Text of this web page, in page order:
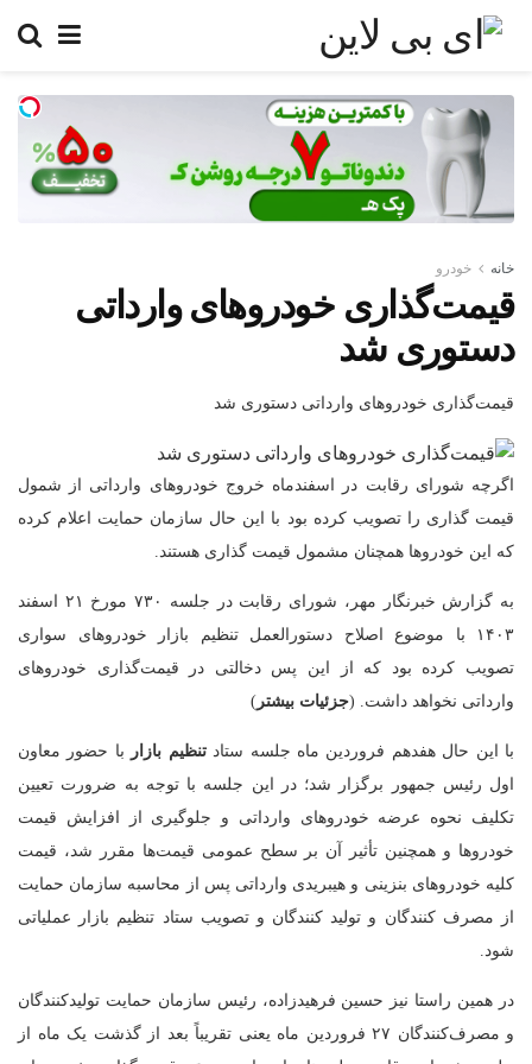
خانه خودرو
قیمت‌گذاری خودروهای وارداتی‌
دستوری شد
قیمت‌گذاری خودروهای وارداتی‌ دستوری شد
اگرچه شورای رقابت در اسفندماه خروج خودروهای وارداتی از شمول
قیمت گذاری را تصویب کرده بود با این حال سازمان حمایت اعلام کرده
که این خودروها همچنان مشمول قیمت گذاری هستند.
به گزارش خبرنگار مهر، شورای رقابت در جلسه ۷۳۰ مورخ ۲۱ اسفند
۱۴۰۳ با موضوع اصلاح دستورالعمل تنظیم بازار خودروهای سواری
تصویب کرده بود که از این پس دخالتی در قیمت‌گذاری خودروهای
وارداتی نخواهد داشت. (جزئیات بیشتر )
با این حال هفدهم فروردین ماه جلسه ستادتنظیم بازار
با حضور معاون
اول رئیس جمهور برگزار شد؛ در این جلسه با توجه به ضرورت تعیین
تکلیف نحوه عرضه خودروهای وارداتی و جلوگیری از افزایش قیمت
خودروها و همچنین تأثیر آن بر سطح عمومی قیمت‌ها مقرر شد، قیمت
کلیه خودروهای بنزینی و هیبریدی وارداتی پس از محاسبه سازمان حمایت
از مصرف کنندگان و تولید کنندگان و تصویب ستاد تنظیم بازار عملیاتی
شود.
در همین راستا نیز حسین فرهیدزاده، رئیس سازمان حمایت تولیدکنندگان
و مصرف‌کنندگان ۲۷ فروردین ماه یعنی تقریباً بعد از گذشت یک ماه از